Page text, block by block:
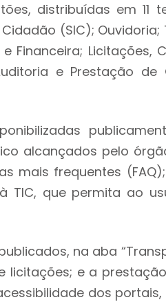
distribuídas em 11
(SIC);
Financeira; Licitações,
e Prestação de
alcançados pelo
mais frequentes
TIC, que permita ao
na aba
licitações; e a
dos